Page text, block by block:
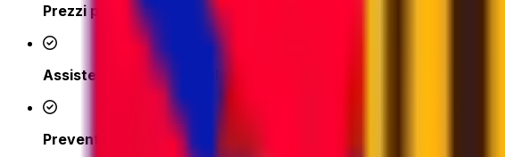
Prezzi più bassi- accedi a tariffe di spedizione competitive offerte
Assistenza in tempo reale dai nostri esperti di logistica – siamo
Preventivi istantanei e prenotazione online semplice in pochi clic